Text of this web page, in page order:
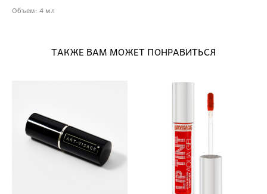
Объем: 4 мл
ТАКЖЕ ВАМ МОЖЕТ ПОНРАВИТЬСЯ